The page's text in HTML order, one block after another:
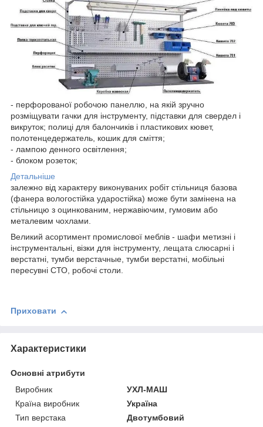
- перфорованої робочою панеллю, на якій зручно
розміщувати гачки для інструменту, підставки для свердел і
викруток; полиці для балончиків і пластикових кювет,
полотенцедержатель, кошик для сміття;
- лампою денного освітлення;
- блоком розеток;
Детальніше
залежно від характеру виконуваних робіт стільниця базова
(фанера вологостійка ударостійка) може бути замінена на
стільницю з оцинкованим, нержавіючим, гумовим або
металевим чохлами.
Великий асортимент промислової меблів - шафи метизні і
інструментальні, візки для інструменту, лещата слюсарні і
верстатні, тумби верстачные, тумби верстатні, мобільні
пересувні СТО, робочі столи.
Приховати
Характеристики
Основні атрибути
Виробник
УХЛ-МАШ
Країна виробник
Україна
Тип верстака
Двотумбовий